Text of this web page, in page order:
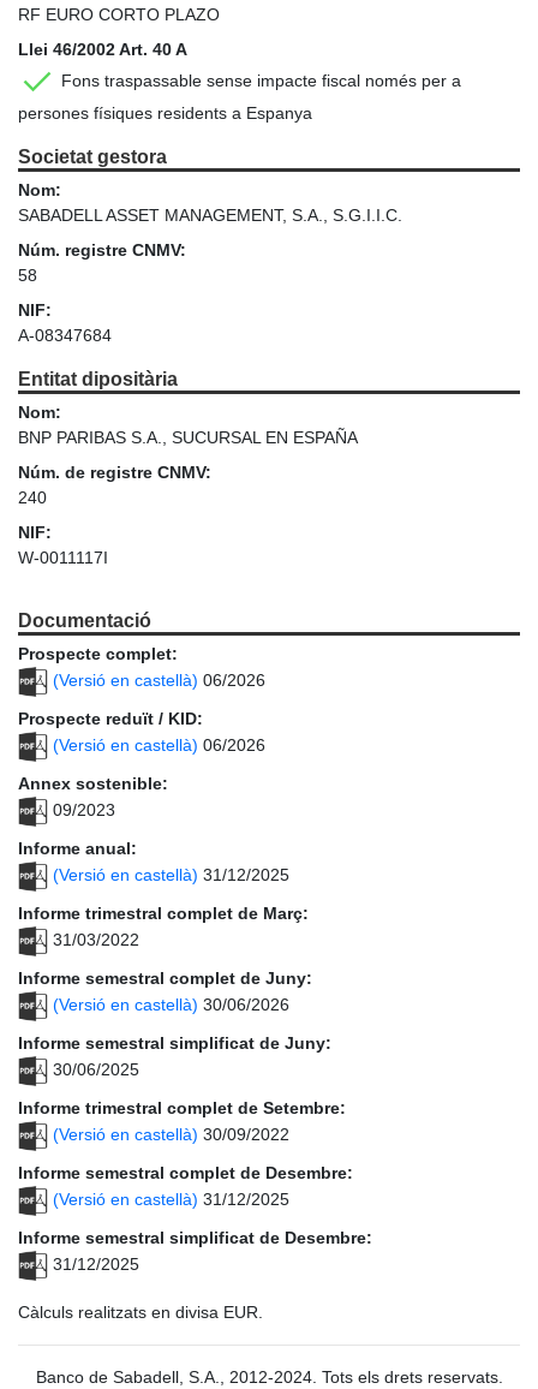
RF EURO CORTO PLAZO
Llei 46/2002 Art. 40 A
Fons traspassable sense impacte fiscal només per a
persones físiques residents a Espanya
Societat gestora
Nom:
SABADELL ASSET MANAGEMENT, S.A., S.G.I.I.C.
Núm. registre CNMV:
58
NIF:
A-08347684
Entitat dipositària
Nom:
BNP PARIBAS S.A., SUCURSAL EN ESPAÑA
Núm. de registre CNMV:
240
NIF:
W-0011117I
Documentació
Prospecte complet:
(Versió en castellà) 06/2026
Prospecte reduït / KID:
(Versió en castellà) 06/2026
Annex sostenible:
09/2023
Informe anual:
(Versió en castellà) 31/12/2025
Informe trimestral complet de Març:
31/03/2022
Informe semestral complet de Juny:
(Versió en castellà) 30/06/2026
Informe semestral simplificat de Juny:
30/06/2025
Informe trimestral complet de Setembre:
(Versió en castellà) 30/09/2022
Informe semestral complet de Desembre:
(Versió en castellà) 31/12/2025
Informe semestral simplificat de Desembre:
31/12/2025
Càlculs realitzats en divisa EUR.
Banco de Sabadell, S.A., 2012-2024. Tots els drets reservats.